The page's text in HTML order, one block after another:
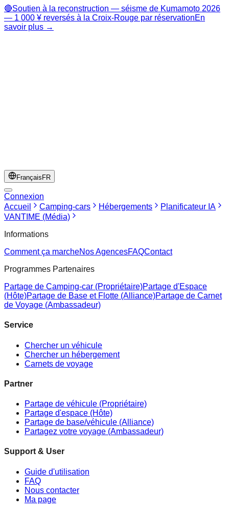
🔴Soutien à la reconstruction — séisme de Kumamoto 2026
— 1 000 ¥ reversés à la Croix-Rouge par réservationEn
savoir plus →
Français FR
Connexion
Accueil
Camping-cars Hébergements
Planificateur IA
VANTIME (Média)
Informations
Comment ça marcheNos AgencesFAQContact
Programmes Partenaires
Partage de Camping-car (Propriétaire)Partage d'Espace
(Hôte)Partage de Base et Flotte (Alliance)Partage de Carnet
de Voyage (Ambassadeur)
Service
Chercher un véhicule
Chercher un hébergement
Carnets de voyage
Partner
Partage de véhicule (Propriétaire)
Partage d'espace (Hôte)
Partage de base/véhicule (Alliance)
Partagez votre voyage (Ambassadeur)
Support & User
Guide d'utilisation
FAQ
Nous contacter
Ma page